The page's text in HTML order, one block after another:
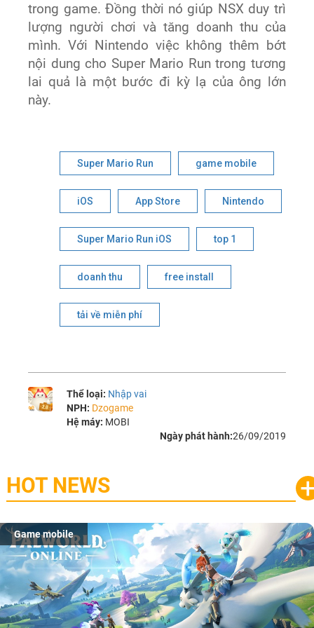
trong game. Đồng thời nó giúp NSX duy trì
lượng người chơi và tăng doanh thu của
mình. Với Nintendo việc không thêm bớt
nội dung cho Super Mario Run trong tương
lai quả là một bước đi kỳ lạ của ông lớn
này.
Super Mario Run game mobile
iOS App Store Nintendo
Super Mario Run iOS top 1
doanh thu free install
tải về miễn phí
Thể loại: Nhập vai
NPH: Dzogame
Hệ máy: MOBI
Ngày phát hành:26/09/2019
HOT NEWS
Game mobile